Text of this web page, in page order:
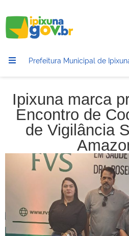
Prefeitura Municipal de
Ipixuna marca
Encontro de
de Vigilância